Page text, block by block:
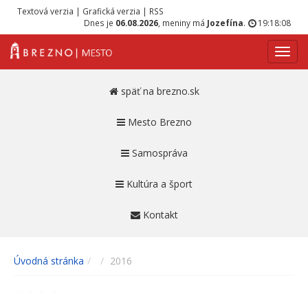
Textová verzia | Grafická verzia | RSS
Dnes je 06.08.2026 , meniny má Jozefína. 19:18:08
späť na brezno.sk
Mesto Brezno
Samospráva
Kultúra a šport
Kontakt
Úvodná stránka 2016